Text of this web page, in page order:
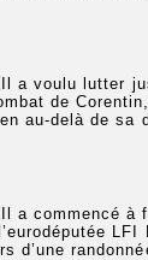
a voulu lutter
de
au-delà de sa
a commencé à
d’une